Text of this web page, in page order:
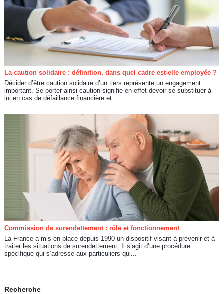
La caution solidaire : définition, dans quel cadre est-elle employée ?
Décider d’être caution solidaire d’un tiers représente un engagement
important. Se porter ainsi caution signifie en effet devoir se substituer à
lui en cas de défaillance financière et...
Commission de surendettement : rôle et fonctionnement
La France a mis en place depuis 1990 un dispositif visant à prévenir et à
traiter les situations de surendettement. Il s’agit d’une procédure
spécifique qui s’adresse aux particuliers qui...
Recherche